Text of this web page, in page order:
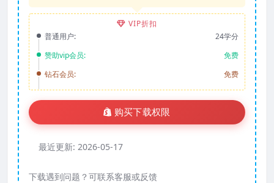
VIP折扣
普通用户:
24学分
赞助vip会员:
免费
钻石会员:
免费
购买下载权限
最近更新: 2026-05-17
下载遇到问题？可联系客服或反馈